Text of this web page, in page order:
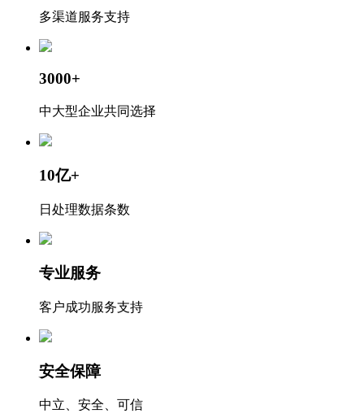
多渠道服务支持
3000+
中大型企业共同选择
10亿+
日处理数据条数
专业服务
客户成功服务支持
安全保障
中立、安全、可信